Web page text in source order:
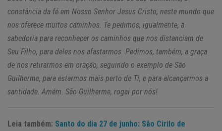
constância da fé em Nosso Senhor Jesus Cristo, neste mundo que
nos oferece muitos caminhos. Te pedimos, igualmente, a
sabedoria para reconhecer os caminhos que nos distanciam de
Seu Filho, para deles nos afastarmos. Pedimos, também, a graça
de nos retirarmos em oração, seguindo o exemplo de São
Guilherme, para estarmos mais perto de Ti, e para alcançarmos a
santidade. Amém. São Guilherme, rogai por nós!
Leia também: Santo do dia 27 de junho: São Cirilo de